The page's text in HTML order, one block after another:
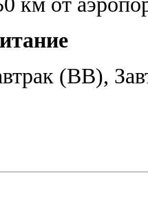
(BB),